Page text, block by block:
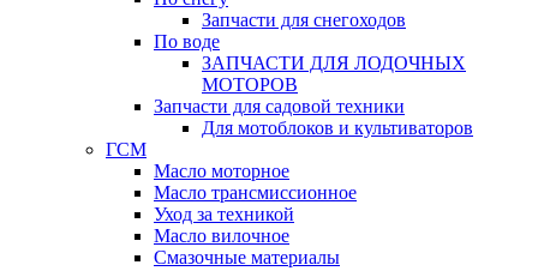
Запчасти для снегоходов
По воде
ЗАПЧАСТИ ДЛЯ ЛОДОЧНЫХ
МОТОРОВ
Запчасти для садовой техники
Для мотоблоков и культиваторов
ГСМ
Масло моторное
Масло трансмиссионное
Уход за техникой
Масло вилочное
Смазочные материалы